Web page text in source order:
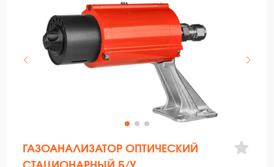
ГАЗОАНАЛИЗАТОР ОПТИЧЕСКИЙ